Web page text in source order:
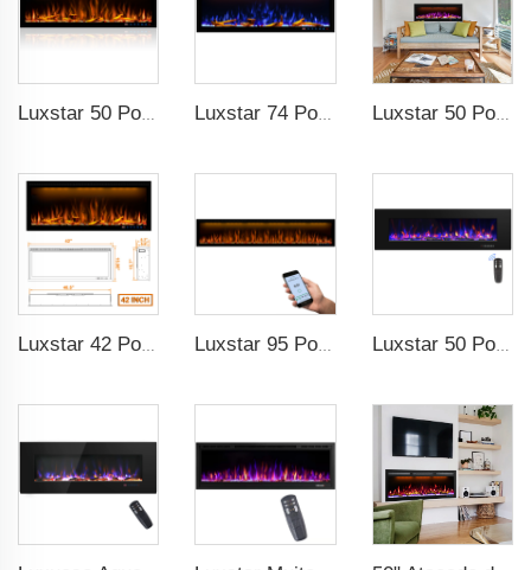
Luxstar 50 Polegadas Lareiras Decorativas com Controle Remoto Inteligente LCD Luxstar 74 Polegadas Lareira Elétrica Inteligente Interna com Fonte de Luz LED Tecnologia de Chama com Chamas de LED Luxstar 50 Polegadas Lareira Elétrica Inteligente Parede Montada Chama Decorativa 13 Cores de Chama Lareira Elétrica com Controle por Aplicativo
Luxstar 50 Polegadas Alta Qualidade Lareira Elétrica Aquecimento Parede Montada Aquecedores Não para Nicho Log Decoração de Cristal Decorativo de Lareira